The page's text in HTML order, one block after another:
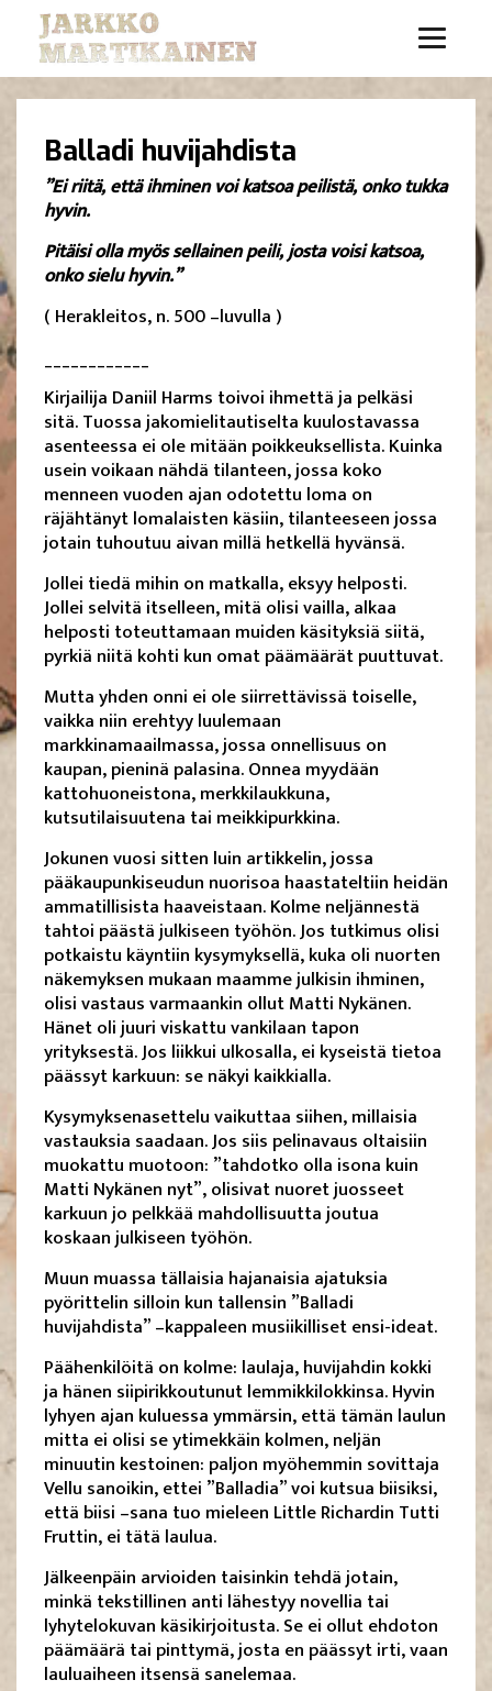
Balladi huvijahdista
”Ei riitä, että ihminen voi katsoa peilistä, onko tukka
hyvin.
Pitäisi olla myös sellainen peili, josta voisi katsoa,
onko sielu hyvin.”
( Herakleitos, n. 500 –luvulla )
Kirjailija Daniil Harms toivoi ihmettä ja pelkäsi
sitä. Tuossa jakomielitautiselta kuulostavassa
asenteessa ei ole mitään poikkeuksellista. Kuinka
usein voikaan nähdä tilanteen, jossa koko
menneen vuoden ajan odotettu loma on
räjähtänyt lomalaisten käsiin, tilanteeseen jossa
jotain tuhoutuu aivan millä hetkellä hyvänsä.
Jollei tiedä mihin on matkalla, eksyy helposti.
Jollei selvitä itselleen, mitä olisi vailla, alkaa
helposti toteuttamaan muiden käsityksiä siitä,
pyrkiä niitä kohti kun omat päämäärät puuttuvat.
Mutta yhden onni ei ole siirrettävissä toiselle,
vaikka niin erehtyy luulemaan
markkinamaailmassa, jossa onnellisuus on
kaupan, pieninä palasina. Onnea myydään
kattohuoneistona, merkkilaukkuna,
kutsutilaisuutena tai meikkipurkkina.
Jokunen vuosi sitten luin artikkelin, jossa
pääkaupunkiseudun nuorisoa haastateltiin heidän
ammatillisista haaveistaan. Kolme neljännestä
tahtoi päästä julkiseen työhön. Jos tutkimus olisi
potkaistu käyntiin kysymyksellä, kuka oli nuorten
näkemyksen mukaan maamme julkisin ihminen,
olisi vastaus varmaankin ollut Matti Nykänen.
Hänet oli juuri viskattu vankilaan tapon
yrityksestä. Jos liikkui ulkosalla, ei kyseistä tietoa
päässyt karkuun: se näkyi kaikkialla.
Kysymyksenasettelu vaikuttaa siihen, millaisia
vastauksia saadaan. Jos siis pelinavaus oltaisiin
muokattu muotoon: ”tahdotko olla isona kuin
Matti Nykänen nyt”, olisivat nuoret juosseet
karkuun jo pelkkää mahdollisuutta joutua
koskaan julkiseen työhön.
Muun muassa tällaisia hajanaisia ajatuksia
pyörittelin silloin kun tallensin ”Balladi
huvijahdista” –kappaleen musiikilliset ensi-ideat.
Päähenkilöitä on kolme: laulaja, huvijahdin kokki
ja hänen siipirikkoutunut lemmikkilokkinsa. Hyvin
lyhyen ajan kuluessa ymmärsin, että tämän laulun
mitta ei olisi se ytimekkäin kolmen, neljän
minuutin kestoinen: paljon myöhemmin sovittaja
Vellu sanoikin, ettei ”Balladia” voi kutsua biisiksi,
että biisi –sana tuo mieleen Little Richardin Tutti
Fruttin, ei tätä laulua.
Jälkeenpäin arvioiden taisinkin tehdä jotain,
minkä tekstillinen anti lähestyy novellia tai
lyhytelokuvan käsikirjoitusta. Se ei ollut ehdoton
päämäärä tai pinttymä, josta en päässyt irti, vaan
lauluaiheen itsensä sanelemaa.